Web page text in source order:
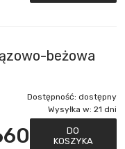
beżowa
Dostępność: dostępny
Wysyłka w: 21 dni
DO
KOSZYKA